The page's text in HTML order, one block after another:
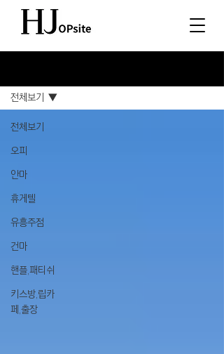
전체보기
오피
안마
휴게텔
유흥주점
건마
핸플,패티쉬
키스방,립카
페,출장
전체보기